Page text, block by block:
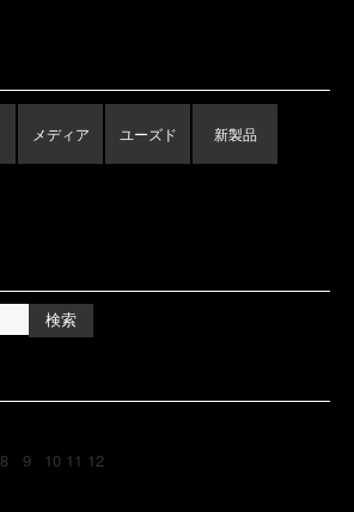
メディア ユーズド 新製品
8 9 10 11 12